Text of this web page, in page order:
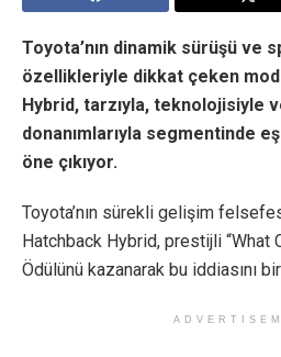
Toyota’nın dinamik sürüşü ve
özellikleriyle dikkat çeken
Hybrid, tarzıyla, teknolojisiyle
donanımlarıyla segmentinde
öne çıkıyor.
Toyota’nın sürekli gelişim
Hatchback Hybrid, prestijli “What
Ödülünü kazanarak bu iddiasını